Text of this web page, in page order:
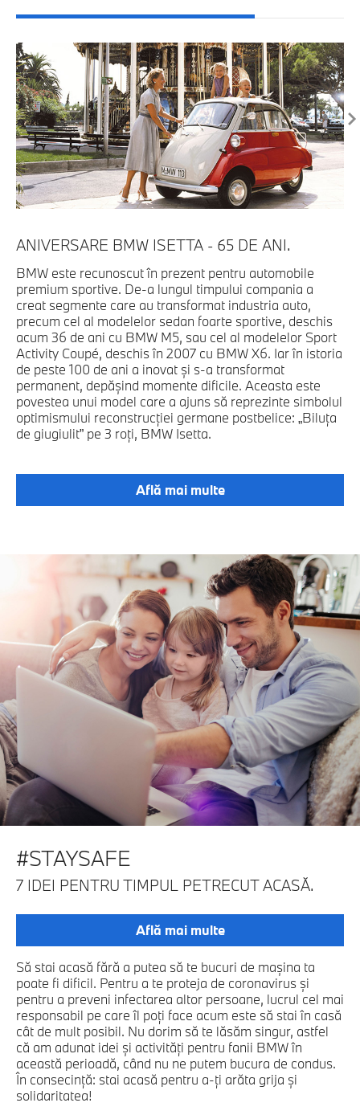
ANIVERSARE BMW ISETTA - 65 DE ANI.
BMW este recunoscut în prezent pentru automobile
premium sportive. De-a lungul timpului compania a
creat segmente care au transformat industria auto,
precum cel al modelelor sedan foarte sportive, deschis
acum 36 de ani cu BMW M5, sau cel al modelelor Sport
Activity Coupé, deschis în 2007 cu BMW X6. Iar în istoria
de peste 100 de ani a inovat şi s-a transformat
permanent, depăşind momente dificile. Aceasta este
povestea unui model care a ajuns să reprezinte simbolul
optimismului reconstrucţiei germane postbelice: „Biluţa
de giugiulit” pe 3 roţi, BMW Isetta.
Află mai multe
#STAYSAFE
7 IDEI PENTRU TIMPUL PETRECUT ACASĂ.
Află mai multe
Să stai acasă fără a putea să te bucuri de mașina ta
poate fi dificil. Pentru a te proteja de coronavirus şi
pentru a preveni infectarea altor persoane, lucrul cel mai
responsabil pe care îl poţi face acum este să stai în casă
cât de mult posibil. Nu dorim să te lăsăm singur, astfel
că am adunat idei şi activităţi pentru fanii BMW în
această perioadă, când nu ne putem bucura de condus.
În consecinţă: stai acasă pentru a-ţi arăta grija şi
solidaritatea!